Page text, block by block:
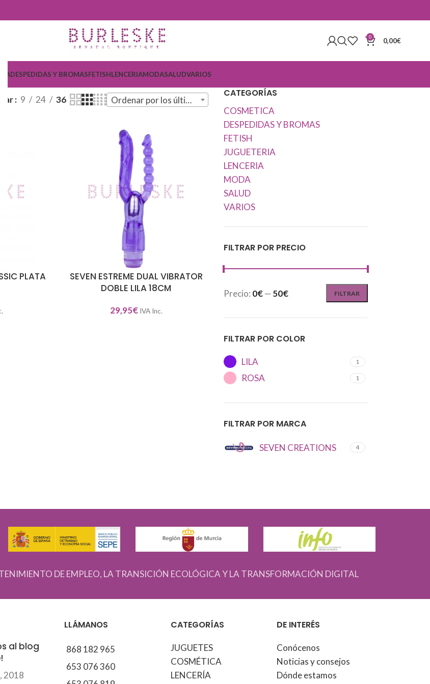
0 0,00€
DESPEDIDAS Y BROMASFETISHLENCERIAMODASALUDVARIOS
9 24 36 Ordenar por los últimos
PLATA
AÑADIR AL CARRITO
SEVEN ESTREME DUAL VIBRATOR
DOBLE LILA 18CM
29,95€ IVA Inc.
CATEGORÍAS
COSMETICA
DESPEDIDAS Y BROMAS
FETISH
JUGUETERIA
LENCERIA
MODA
SALUD
VARIOS
FILTRAR POR PRECIO
FILTRAR
Precio: 0€— 50€
FILTRAR POR COLOR
LILA 1
ROSA 1
FILTRAR POR MARCA
SEVEN CREATIONS 4
DE EMPLEO, LA TRANSICIÓN ECOLÓGICA Y LA TRANSFORMACIÓN DIGITAL
al blog
2018
LLÁMANOS
868 182 965
653 076 360
CATEGORÍAS
JUGUETES
COSMÉTICA
LENCERÍA
DE INTERÉS
Conócenos
Noticias y consejos
Dónde estamos